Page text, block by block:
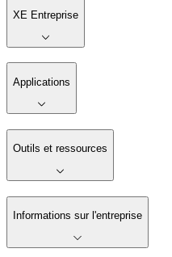
XE Entreprise
Applications
Outils et ressources
Informations sur l'entreprise